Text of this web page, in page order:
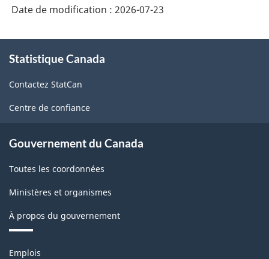
Date de modification : 2026-07-23
propos
ce
site
Statistique Canada
Contactez StatCan
Centre de confiance
Gouvernement du Canada
Toutes les coordonnées
Ministères et organismes
À propos du gouvernement
Thèmes
Emplois